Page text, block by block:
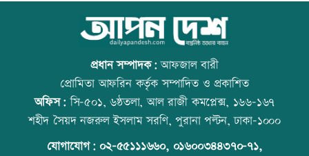
মেয়েকে নিয়ে বাবার কবরে শ্রদ্ধা ডা.
জুবাইদার
রাষ্ট্রবিরোধী তৎপরতায় ৪০৪ শিক্ষক, ইবি
জিয়া পরিষদের নিন্দা
আজ বিশ্ব বন্ধু দিবস
প্রতিমন্ত্রীকে ঘিরে ভাইরাল ভিডিওতে ছবি
জুড়ে অপপ্রচার: এলিন
প্রধান সম্পাদক:আফজাল বারী
প্রোমিতা আফরিন কর্তৃক সম্পাদিত ও প্রকাশিত
অফিস:সি-৫০১, ৬ষ্ঠতলা, আল রাজী কমপ্লেক্স, ১৬৬-১৬৭
শহীদ সৈয়দ নজরুল ইসলাম সরণি, পুরানা পল্টন, ঢাকা-১০০০
যোগাযোগ: ০২-৫৫১১১৬৬০, ০১৬০০৩৪৪৩৭০-৭১,